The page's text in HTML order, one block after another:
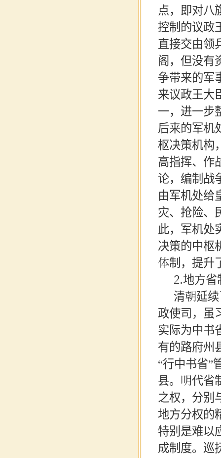
点，即对八
控制的议政
直接交由领
阁，但没有
争带来的军
来议政王大
一，进一步
后来的军机
枢决策机构
高指挥、作
论，编制战
由军机处给
灾、抢险、
此，军机处
决策的中枢
体制，提升
2.地方省
清朝延
政使司，虽
实际为中书
有的路府州
“行中书省”
县。明代省
之权，分别
地方分权的
特别是难以
成制度。巡